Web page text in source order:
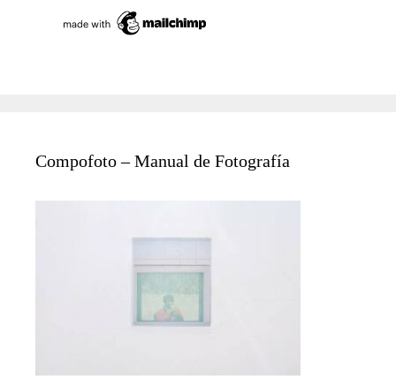
Compofoto – Manual de Fotografía